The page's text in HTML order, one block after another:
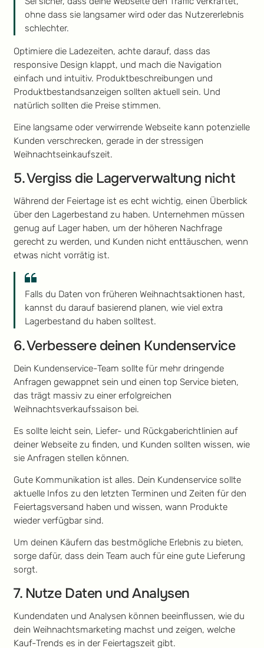
ohne dass sie langsamer wird oder das Nutzererlebnis
schlechter.
Optimiere die Ladezeiten, achte darauf, dass das
responsive Design klappt, und mach die Navigation
einfach und intuitiv. Produktbeschreibungen und
Produktbestandsanzeigen sollten aktuell sein. Und
natürlich sollten die Preise stimmen.
Eine langsame oder verwirrende Webseite kann potenzielle
Kunden verschrecken, gerade in der stressigen
Weihnachtseinkaufszeit.
5. Vergiss die Lagerverwaltung nicht
Während der Feiertage ist es echt wichtig, einen Überblick
über den Lagerbestand zu haben. Unternehmen müssen
genug auf Lager haben, um der höheren Nachfrage
gerecht zu werden, und Kunden nicht enttäuschen, wenn
etwas nicht vorrätig ist.
Falls du Daten von früheren Weihnachtsaktionen hast,
kannst du darauf basierend planen, wie viel extra
Lagerbestand du haben solltest.
6. Verbessere deinen Kundenservice
Dein Kundenservice-Team sollte für mehr dringende
Anfragen gewappnet sein und einen top Service bieten,
das trägt massiv zu einer erfolgreichen
Weihnachtsverkaufssaison bei.
Es sollte leicht sein, Liefer- und Rückgaberichtlinien auf
deiner Webseite zu finden, und Kunden sollten wissen, wie
sie Anfragen stellen können.
Gute Kommunikation ist alles. Dein Kundenservice sollte
aktuelle Infos zu den letzten Terminen und Zeiten für den
Feiertagsversand haben und wissen, wann Produkte
wieder verfügbar sind.
Um deinen Käufern das bestmögliche Erlebnis zu bieten,
sorge dafür, dass dein Team auch für eine gute Lieferung
sorgt.
7. Nutze Daten und Analysen
Kundendaten und Analysen können beeinflussen, wie du
dein Weihnachtsmarketing machst und zeigen, welche
Kauf-Trends es in der Feiertagszeit gibt.